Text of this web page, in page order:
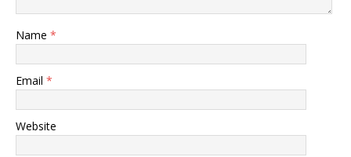
Name *
Email *
Website